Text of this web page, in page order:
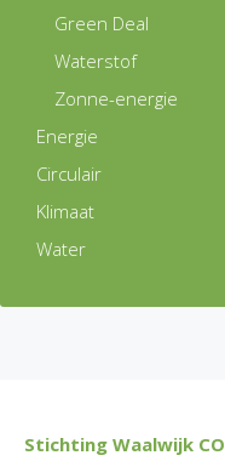
Green Deal
Waterstof
Zonne-energie
Energie
Circulair
Klimaat
Water
Stichting Waalwijk CO